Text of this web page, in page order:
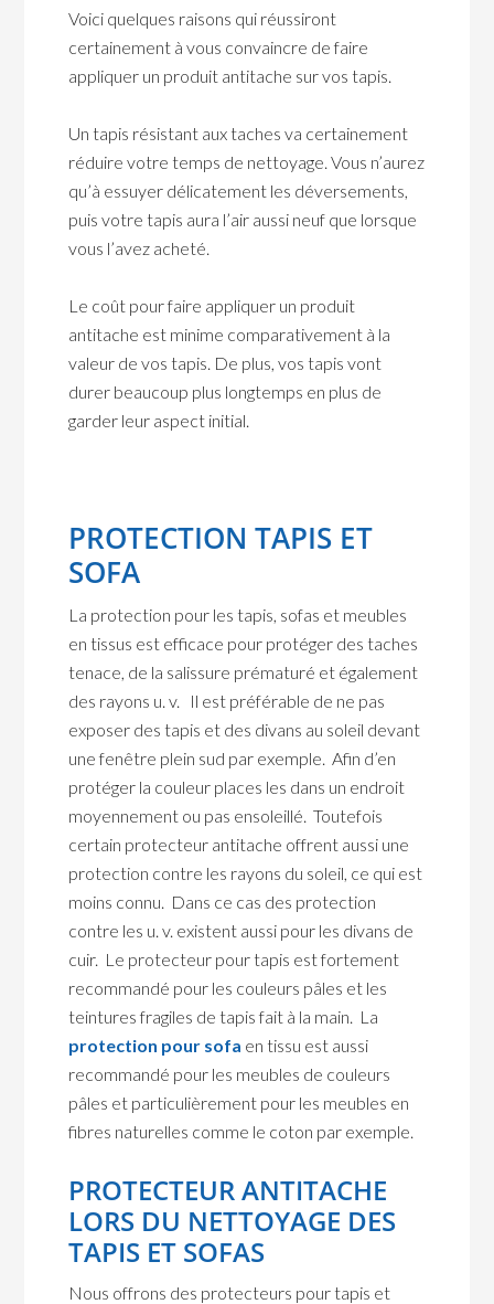
Voici quelques raisons qui réussiront
certainement à vous convaincre de faire
appliquer un produit antitache sur vos tapis.
Un tapis résistant aux taches va certainement
réduire votre temps de nettoyage. Vous n’aurez
qu’à essuyer délicatement les déversements,
puis votre tapis aura l’air aussi neuf que lorsque
vous l’avez acheté.
Le coût pour faire appliquer un produit
antitache est minime comparativement à la
valeur de vos tapis. De plus, vos tapis vont
durer beaucoup plus longtemps en plus de
garder leur aspect initial.
PROTECTION TAPIS ET
SOFA
La protection pour les tapis, sofas et meubles
en tissus est efficace pour protéger des taches
tenace, de la salissure prématuré et également
des rayons u. v. Il est préférable de ne pas
exposer des tapis et des divans au soleil devant
une fenêtre plein sud par exemple. Afin d’en
protéger la couleur places les dans un endroit
moyennement ou pas ensoleillé. Toutefois
certain protecteur antitache offrent aussi une
protection contre les rayons du soleil, ce qui est
moins connu. Dans ce cas des protection
contre les u. v. existent aussi pour les divans de
cuir. Le protecteur pour tapis est fortement
recommandé pour les couleurs pâles et les
teintures fragiles de tapis fait à la main. La
protection pour sofa en tissu est aussi
recommandé pour les meubles de couleurs
pâles et particulièrement pour les meubles en
fibres naturelles comme le coton par exemple.
PROTECTEUR ANTITACHE
LORS DU NETTOYAGE DES
TAPIS ET SOFAS
Nous offrons des protecteurs pour tapis et